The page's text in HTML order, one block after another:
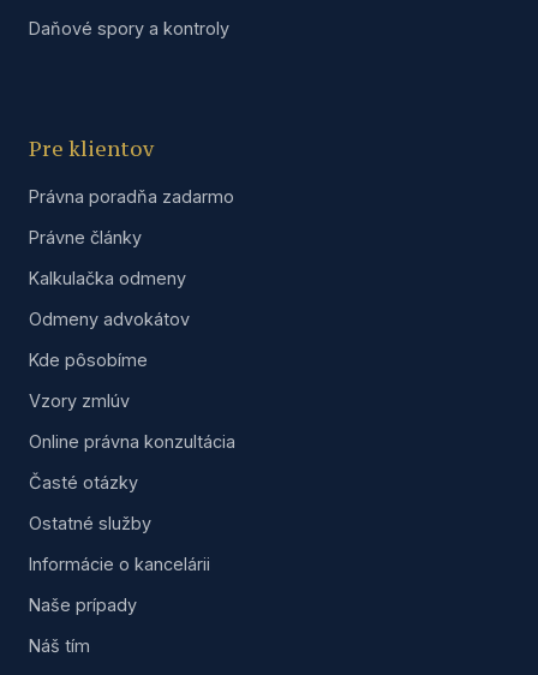
Daňové spory a kontroly
Pre klientov
Právna poradňa zadarmo
Právne články
Kalkulačka odmeny
Odmeny advokátov
Kde pôsobíme
Vzory zmlúv
Online právna konzultácia
Časté otázky
Ostatné služby
Informácie o kancelárii
Naše prípady
Náš tím